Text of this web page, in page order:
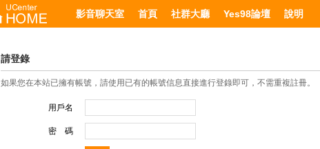
影音聊天室 首頁 社群大廳 Yes98論壇 說明
請登錄
如果您在本站已擁有帳號，請使用已有的帳號信息直接進行登錄即可，不需重複註冊。
用戶名
密 碼